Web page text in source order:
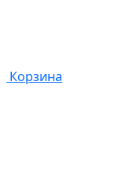
Корзина